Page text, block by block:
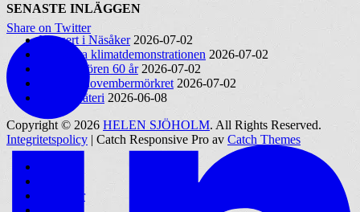
Share on Twitter
SENASTE INLÄGGEN
Konsert i Näsåker 2026-07-02
Den stora klimatdemonstrationen 2026-07-02
KFUM-kören 60 år 2026-07-02
Sånger i novembermörkret 2026-07-02
Rodga Säteri 2026-06-08
Copyright © 2026 HELEN SJÖHOLM. All Rights Reserved.
Integritetspolicy | Catch Responsive Pro av Catch Themes
Scrolla
Kalender